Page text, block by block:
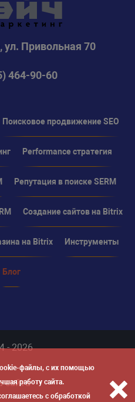
файлы, с их помощью
работу сайта.
с обработкой
ул. Привольная 70
464-90-60
Поисковое продвижение SEO
Performance стратегия
Репутация в поиске SERM
Создание сайтов на Bitrix
на Bitrix Инструменты
Блог
- 2026
сайта